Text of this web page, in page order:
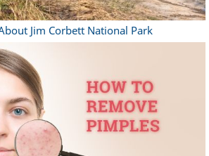
Jim Corbett National Park